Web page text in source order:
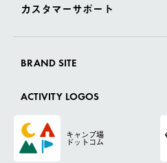
カスタマーサポート
BRAND SITE
ACTIVITY LOGOS
キャンプ場
ドットコム